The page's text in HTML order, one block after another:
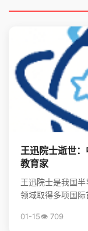
王迅院士逝世
教育家
王迅院士是我国
领域取得多项国际
01-15👁️ 709